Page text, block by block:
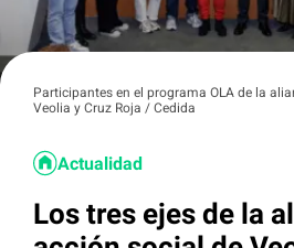
Participantes en el programa OLA de la
Veolia y Cruz Roja / Cedida
Actualidad
Los tres ejes de la